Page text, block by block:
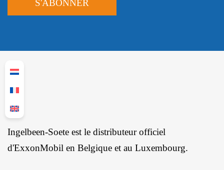
Ingelbeen-Soete est le distributeur officiel
d'ExxonMobil en Belgique et au Luxembourg.